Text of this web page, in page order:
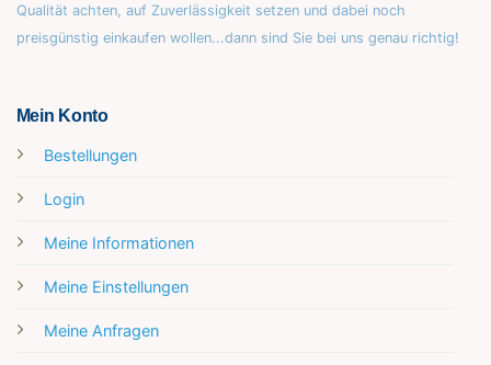
Qualität achten, auf Zuverlässigkeit setzen und dabei noch
preisgünstig einkaufen wollen...dann sind Sie bei uns genau richtig!
Mein Konto
Bestellungen
Login
Meine Informationen
Meine Einstellungen
Meine Anfragen